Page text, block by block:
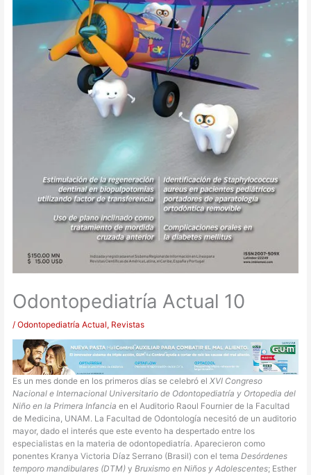
Odontopediatría Actual 10
/Odontopediatría Actual, Revistas
Es un mes donde en los primeros días se celebró elXVI Congreso
Nacional e Internacional Universitario de Odontopediatría y Ortopedia del
Niño en la Primera Infancia en el Auditorio Raoul Fournier de la Facultad
de Medicina, UNAM. La Facultad de Odontología necesitó de un auditorio
mayor, dado el interés que este evento ha despertado entre los
especialistas en la materia de odontopediatría. Aparecieron como
ponentes Kranya Victoria Díaz Serrano (Brasil) con el temaDesórdenes
temporo mandibulares (DTM) yBruxismo en Niños y Adolescentes; Esther